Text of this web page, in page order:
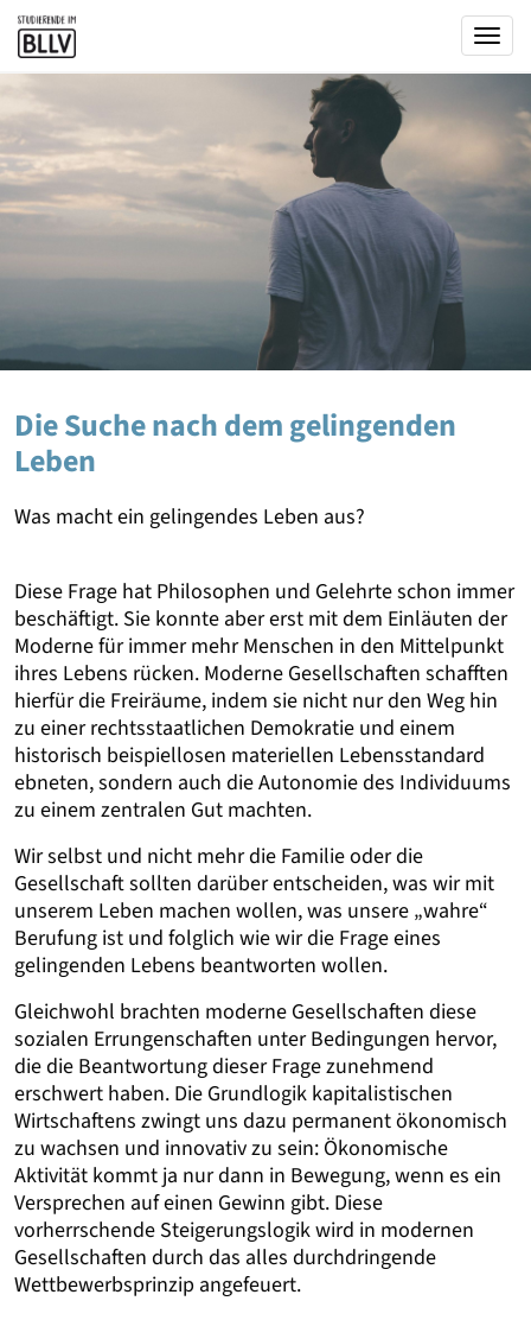
Die Suche nach dem gelingenden
Leben
Was macht ein gelingendes Leben aus?
Diese Frage hat Philosophen und Gelehrte schon immer
beschäftigt. Sie konnte aber erst mit dem Einläuten der
Moderne für immer mehr Menschen in den Mittelpunkt
ihres Lebens rücken. Moderne Gesellschaften schafften
hierfür die Freiräume, indem sie nicht nur den Weg hin
zu einer rechtsstaatlichen Demokratie und einem
historisch beispiellosen materiellen Lebensstandard
ebneten, sondern auch die Autonomie des Individuums
zu einem zentralen Gut machten.
Wir selbst und nicht mehr die Familie oder die
Gesellschaft sollten darüber entscheiden, was wir mit
unserem Leben machen wollen, was unsere „wahre“
Berufung ist und folglich wie wir die Frage eines
gelingenden Lebens beantworten wollen.
Gleichwohl brachten moderne Gesellschaften diese
sozialen Errungenschaften unter Bedingungen hervor,
die die Beantwortung dieser Frage zunehmend
erschwert haben. Die Grundlogik kapitalistischen
Wirtschaftens zwingt uns dazu permanent ökonomisch
zu wachsen und innovativ zu sein: Ökonomische
Aktivität kommt ja nur dann in Bewegung, wenn es ein
Versprechen auf einen Gewinn gibt. Diese
vorherrschende Steigerungslogik wird in modernen
Gesellschaften durch das alles durchdringende
Wettbewerbsprinzip angefeuert.